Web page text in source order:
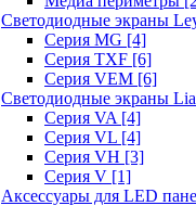
Светодиодные экраны
Серия MG [4]
Серия TXF [6]
Серия VEM [6]
Светодиодные экраны
Серия VA [4]
Серия VL [4]
Серия VH [3]
Серия V [1]
Аксессуары для LED